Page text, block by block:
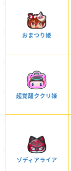
おまつり姫
超覚醒ククリ姫
ゾディアライア